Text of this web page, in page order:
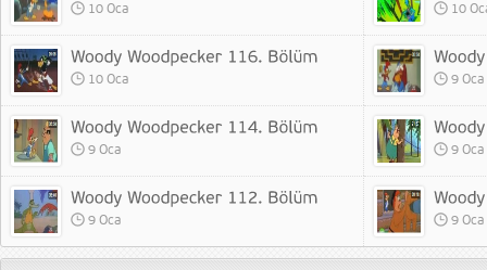
10 Oca 10
10 Oca 9 Oca
9 Oca 9 Oca
9 Oca 9 Oca